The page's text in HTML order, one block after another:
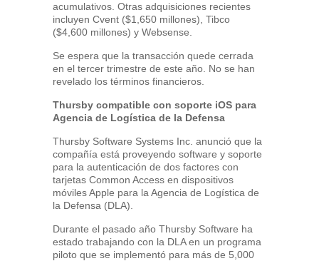
acumulativos. Otras adquisiciones recientes
incluyen Cvent ($1,650 millones), Tibco
($4,600 millones) y Websense.
Se espera que la transacción quede cerrada
en el tercer trimestre de este año. No se han
revelado los términos financieros.
Thursby compatible con soporte iOS para
Agencia de Logística de la Defensa
Thursby Software Systems Inc. anunció que la
compañía está proveyendo software y soporte
para la autenticación de dos factores con
tarjetas Common Access en dispositivos
móviles Apple para la Agencia de Logística de
la Defensa (DLA).
Durante el pasado año Thursby Software ha
estado trabajando con la DLA en un programa
piloto que se implementó para más de 5,000